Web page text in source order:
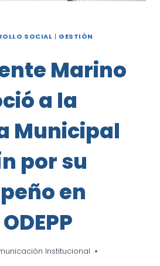
SOCIAL | GESTIÓN
Marino
a la
Municipal
por su
en
Institucional